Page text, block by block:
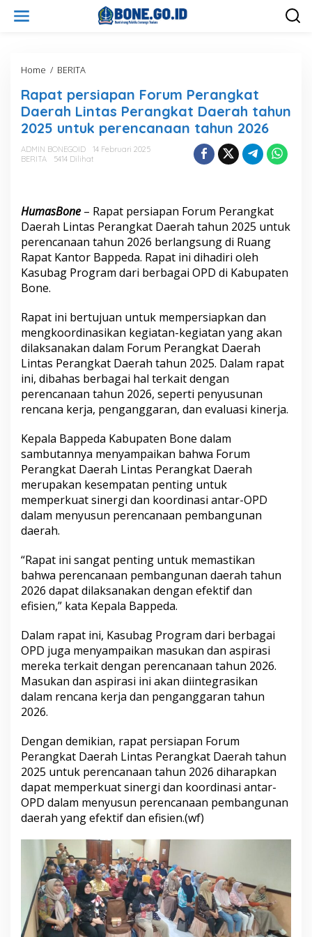
Home / BERITA
p
a
t
p
r
n
F
o
r
u
e
r
a
n
g
k
a
t
a
e
r
a
h
L
n
s
P
e
r
a
g
k
t
D
a
a
h
t
a
h
u
n
2
2
5
u
n
t
u
k
Rapat persiapan Forum Perangkat
Daerah Lintas Perangkat Daerah tahun
2025 untuk perencanaan tahun 2026
ADMIN BONEGOID
14 Februari 2025
BERITA
5414 Dilihat
HumasBone – Rapat persiapan Forum Perangkat
Daerah Lintas Perangkat Daerah tahun 2025 untuk
perencanaan tahun 2026 berlangsung di Ruang
Rapat Kantor Bappeda. Rapat ini dihadiri oleh
Kasubag Program dari berbagai OPD di Kabupaten
Bone.
Rapat ini bertujuan untuk mempersiapkan dan
mengkoordinasikan kegiatan-kegiatan yang akan
dilaksanakan dalam Forum Perangkat Daerah
Lintas Perangkat Daerah tahun 2025. Dalam rapat
ini, dibahas berbagai hal terkait dengan
perencanaan tahun 2026, seperti penyusunan
rencana kerja, penganggaran, dan evaluasi kinerja.
Kepala Bappeda Kabupaten Bone dalam
sambutannya menyampaikan bahwa Forum
Perangkat Daerah Lintas Perangkat Daerah
merupakan kesempatan penting untuk
memperkuat sinergi dan koordinasi antar-OPD
dalam menyusun perencanaan pembangunan
daerah.
“Rapat ini sangat penting untuk memastikan
bahwa perencanaan pembangunan daerah tahun
2026 dapat dilaksanakan dengan efektif dan
efisien,” kata Kepala Bappeda.
Dalam rapat ini, Kasubag Program dari berbagai
OPD juga menyampaikan masukan dan aspirasi
mereka terkait dengan perencanaan tahun 2026.
Masukan dan aspirasi ini akan diintegrasikan
dalam rencana kerja dan penganggaran tahun
2026.
Dengan demikian, rapat persiapan Forum
Perangkat Daerah Lintas Perangkat Daerah tahun
2025 untuk perencanaan tahun 2026 diharapkan
dapat memperkuat sinergi dan koordinasi antar-
OPD dalam menyusun perencanaan pembangunan
daerah yang efektif dan efisien.(wf)